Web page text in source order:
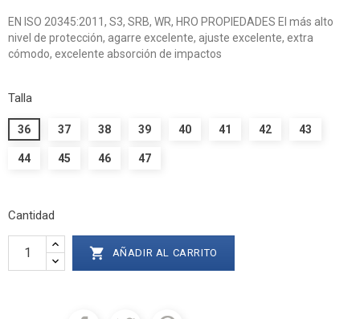
EN ISO 20345:2011, S3, SRB, WR, HRO PROPIEDADES El más alto
nivel de protección, agarre excelente, ajuste excelente, extra
cómodo, excelente absorción de impactos
Talla
36 37 38 39 40 41 42 43
44 45 46 47
Cantidad
 AÑADIR AL CARRITO